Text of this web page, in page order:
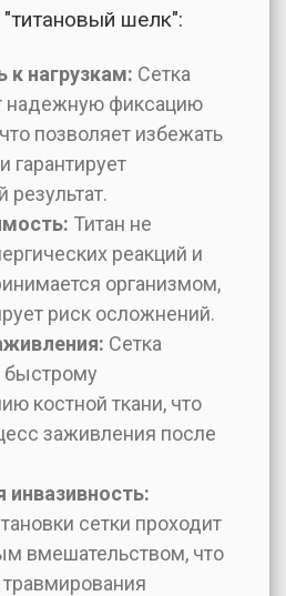
"титановый шелк":
к нагрузкам: Сетка
надежную фиксацию
позволяет избежать
гарантирует
Титан не
реакций и
организмом,
риск осложнений.
Сетка
быстрому
костной ткани, что
заживления после
сетки проходит
вмешательством, что